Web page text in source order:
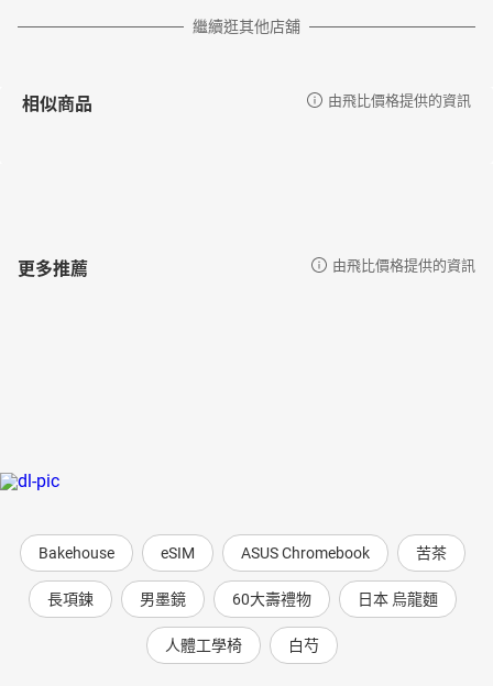
繼續逛其他店舖
相似商品 由飛比價格提供的資訊
更多推薦 由飛比價格提供的資訊
Bakehouse eSIM ASUS Chromebook 苦茶
長項鍊 男墨鏡 60大壽禮物 日本 烏龍麵
人體工學椅 白芍